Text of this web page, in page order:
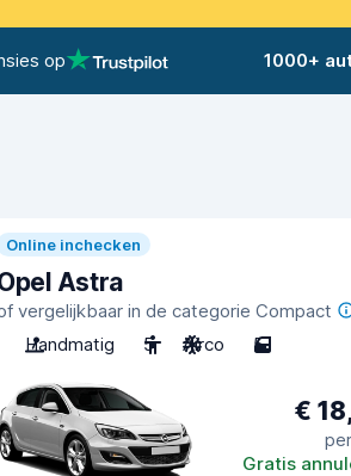
op 1000+
Online inchecken
Astra
vergelijkbaar in de categorie Compact
Handmatig
5 Airco 5
€
Gratis